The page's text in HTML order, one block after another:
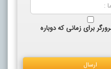
برای زمانی که دوباره